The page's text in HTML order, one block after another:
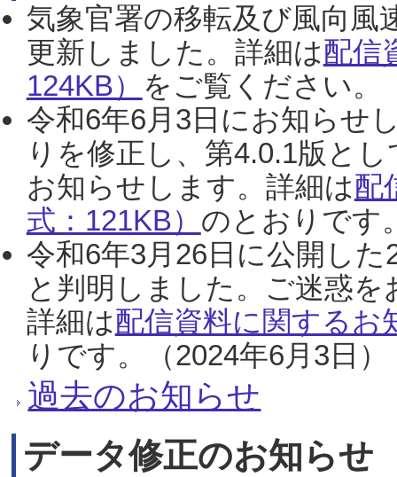
気象官署の移転及び風向風
更新しました。詳細は配信
124KB） をご覧ください。
令和6年6月3日にお知らせ
りを修正し、第4.0.1版と
お知らせします。詳細は配
式：121KB） のとおりです
令和6年3月26日に公開し
と判明しました。ご迷惑
詳細は配信資料に関するお
りです。（2024年6月3日）
過去のお知らせ
データ修正のお知らせ